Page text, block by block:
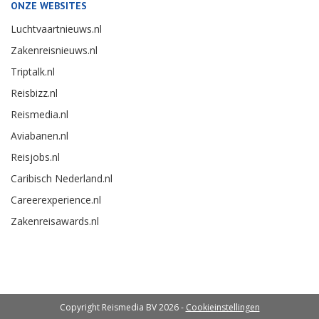
ONZE WEBSITES
Luchtvaartnieuws.nl
Zakenreisnieuws.nl
Triptalk.nl
Reisbizz.nl
Reismedia.nl
Aviabanen.nl
Reisjobs.nl
Caribisch Nederland.nl
Careerexperience.nl
Zakenreisawards.nl
Copyright Reismedia BV 2026 - Cookieinstellingen